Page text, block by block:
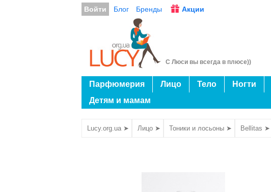
Войти Блог Бренды Акции
С Люси вы всегда в плюсе))
Парфюмерия Лицо Тело Ногти
Детям и мамам
Lucy.org.ua ➤ Лицо ➤ Тоники и лосьоны ➤ Bellitas ➤